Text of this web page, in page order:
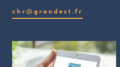
chr@grandest.fr